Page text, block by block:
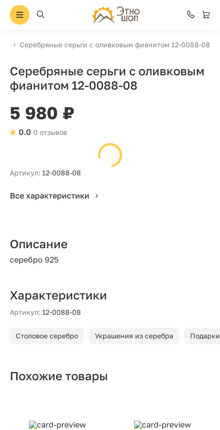
Серебряные серьги с оливковым фианитом 12-0088-08
Серебряные серьги с оливковым
фианитом 12-0088-08
5 980 ₽
0 отзывов
0.0
Артикул: 12-0088-08
Все характеристики
Описание
серебро 925
Характеристики
Артикул: 12-0088-08
Столовое серебро Украшения из серебра
Похожие товары